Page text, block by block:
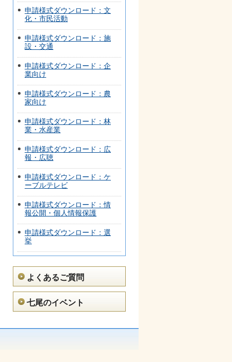
申請様式ダウンロード：文
化・市民活動
申請様式ダウンロード：施
設・交通
申請様式ダウンロード：企
業向け
申請様式ダウンロード：農
家向け
申請様式ダウンロード：林
業・水産業
申請様式ダウンロード：広
報・広聴
申請様式ダウンロード：ケ
ーブルテレビ
申請様式ダウンロード：情
報公開・個人情報保護
申請様式ダウンロード：選
挙
よくあるご質問
七尾のイベント